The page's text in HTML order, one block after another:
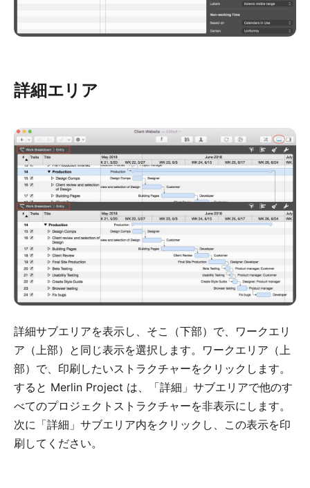
詳細エリア
詳細サブエリアを表示し、そこ（下部）で、ワークエリ
ア（上部）と同じ表示を選択します。ワークエリア（上
部）で、印刷したいストラクチャーをクリックします。
すると Merlin Project は、「詳細」サブエリアで他のす
べてのプロジェクトストラクチャーを非表示にします。
次に「詳細」サブエリア内をクリックし、この表示を印
刷してください。